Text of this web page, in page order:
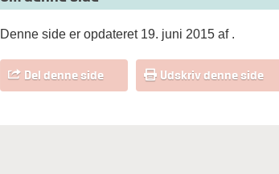
Denne side er opdateret 19. juni 2015 af .
Del denne side Udskriv denne side